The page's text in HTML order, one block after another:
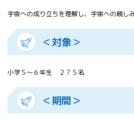
分科会
会合
議）
宇宙への成り立ちを理解し、宇宙への親し
＜対象＞
小学５～６年生 ２７５名
＜期間＞